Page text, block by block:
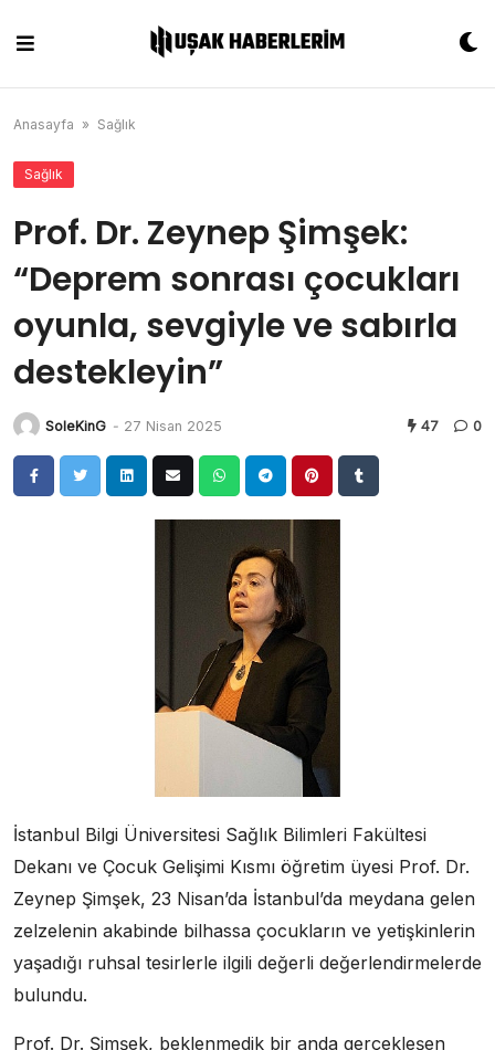
content
Anasayfa » Sağlık
Sağlık
Prof. Dr. Zeynep Şimşek:
“Deprem sonrası çocukları
oyunla, sevgiyle ve sabırla
destekleyin”
SoleKinG - 27 Nisan 2025 47 0
İstanbul Bilgi Üniversitesi Sağlık Bilimleri Fakültesi
Dekanı ve Çocuk Gelişimi Kısmı öğretim üyesi Prof. Dr.
Zeynep Şimşek, 23 Nisan’da İstanbul’da meydana gelen
zelzelenin akabinde bilhassa çocukların ve yetişkinlerin
yaşadığı ruhsal tesirlerle ilgili değerli değerlendirmelerde
bulundu.
Prof. Dr. Şimşek, beklenmedik bir anda gerçekleşen